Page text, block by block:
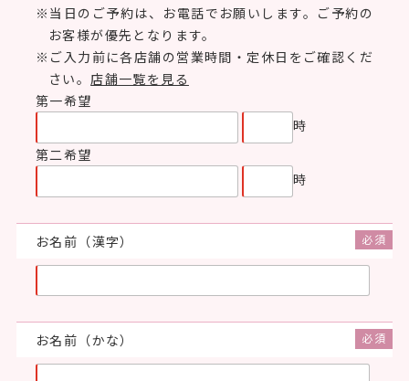
当日のご予約は、お電話でお願いします。ご予約の
お客様が優先となります。
ご入力前に各店舗の営業時間・定休日をご確認くだ
さい。店舗一覧を見る
第一希望
時
第二希望
時
お名前（漢字）
お名前（かな）